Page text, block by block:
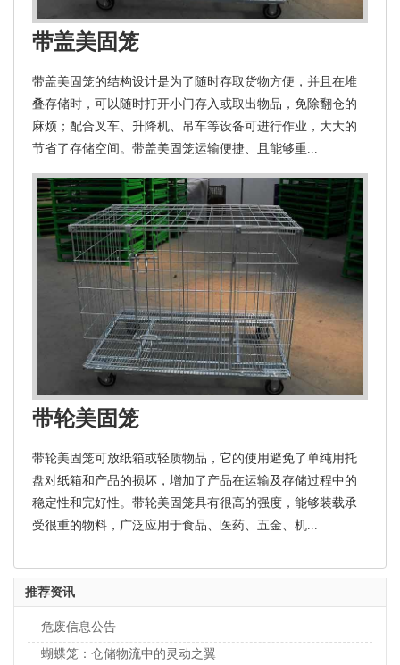
带盖美固笼
带盖美固笼的结构设计是为了随时存取货物方便，并且在堆
叠存储时，可以随时打开小门存入或取出物品，免除翻仓的
麻烦；配合叉车、升降机、吊车等设备可进行作业，大大的
节省了存储空间。带盖美固笼运输便捷、且能够重...
带轮美固笼
带轮美固笼可放纸箱或轻质物品，它的使用避免了单纯用托
盘对纸箱和产品的损坏，增加了产品在运输及存储过程中的
稳定性和完好性。带轮美固笼具有很高的强度，能够装载承
受很重的物料，广泛应用于食品、医药、五金、机...
推荐资讯
危废信息公告
蝴蝶笼：仓储物流中的灵动之翼